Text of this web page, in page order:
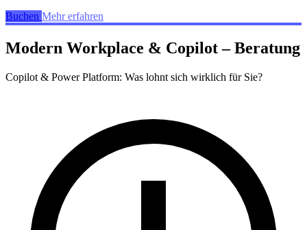
Buchen Mehr erfahren
Modern Workplace & Copilot – Beratung
Copilot & Power Platform: Was lohnt sich wirklich für Sie?